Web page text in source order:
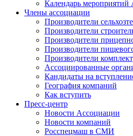
Календарь
Члены ассоциации
Производители
Производители
Производители
Производители
Производители
Ассоциированные
Кандидаты на
География компаний
Как вступить
Пресс-центр
Новости Ассоциации
Новости компаний
Росспецмаш в СМИ